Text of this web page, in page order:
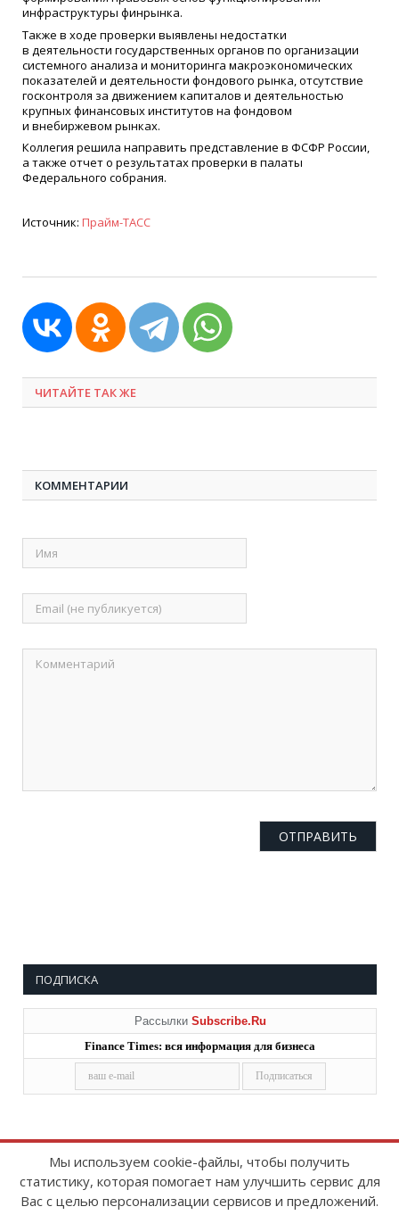
инфраструктуры финрынка.
Также в ходе проверки выявлены недостатки
в деятельности государственных органов по организации
системного анализа и мониторинга макроэкономических
показателей и деятельности фондового рынка, отсутствие
госконтроля за движением капиталов и деятельностью
крупных финансовых институтов на фондовом
и внебиржевом рынках.
Коллегия решила направить представление в ФСФР России,
а также отчет о результатах проверки в палаты
Федерального собрания.
Источник: Прайм-ТАСС
ЧИТАЙТЕ ТАК ЖЕ
КОММЕНТАРИИ
ПОДПИСКА
Рассылки Subscribe.Ru
Finance Times: вся информация для бизнеса
Copyright © 2008-2026FinanceTimes
Зарегистрировано в Роскомнадзоре
Мы используем cookie-файлы, чтобы получить
статистику, которая помогает нам улучшить сервис для
Вас с целью персонализации сервисов и предложений.